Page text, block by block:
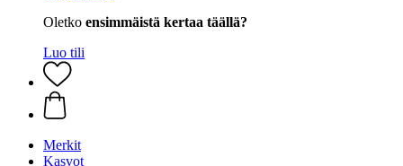
Oletko ensimmäistä kertaa täällä?
Luo tili
Merkit
Kasvot